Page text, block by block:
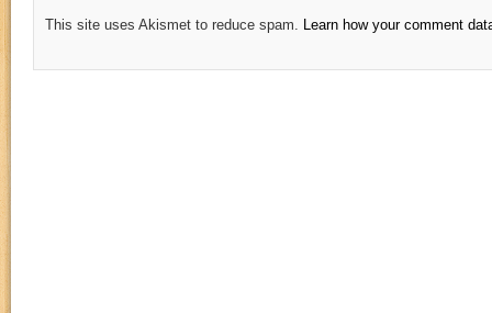
This site uses Akismet to reduce spam. Learn how your comment